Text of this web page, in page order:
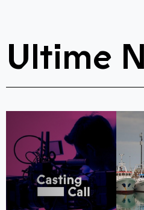
Ultime